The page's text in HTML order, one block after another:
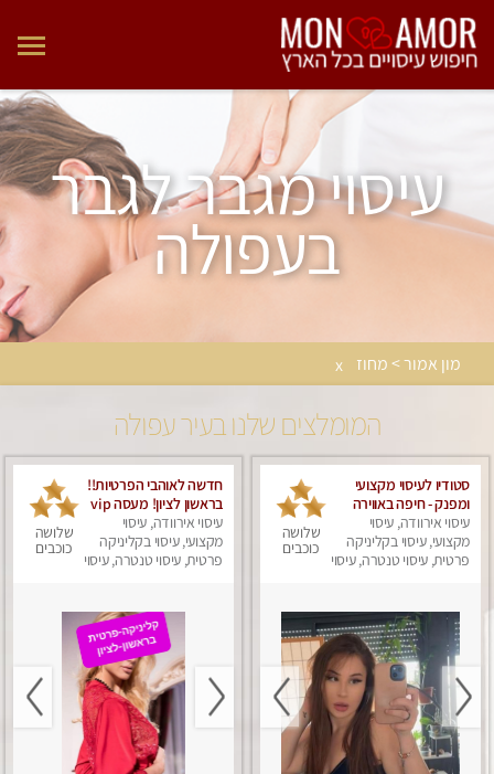
עיסוי מגבר לגבר
בעפולה
מון אמור > מחוז x
המומלצים שלנו בעיר עפולה
סטודיו לעיסוי מקצועי
ומפנק - חיפה באווירה
נעימה ושקטה
עיסוי אירוודה, עיסוי
מקצועי, עיסוי בקליניקה
פרטית, עיסוי טנטרה, עיסוי
שלושה
כוכבים
חדשה לאוהבי הפרטיות!!
בראשון לציון! מעסה vip
מפנקת בקליניקה פרטית
לחלוטין!!! לבד! לרציניים
בלבד! מומלץ!
עיסוי אירוודה, עיסוי
מקצועי, עיסוי בקליניקה
פרטית, עיסוי טנטרה, עיסוי
שלושה
כוכבים